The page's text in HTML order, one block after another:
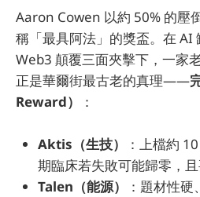
Aaron Cowen 以約 50% 的壓
稱「最具阿法」的獎盃。在 AI
Web3 顛覆三面夾擊下，一家
正是華爾街最古老的真理——
Reward）
：
Aktis（生技）
：上檔約
期臨床若失敗可能歸零，且
Talen（能源）
：題材性